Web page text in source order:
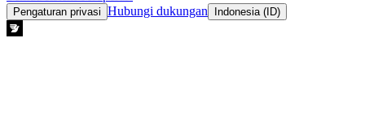
Pengaturan privasi Hubungi dukungan Indonesia (ID)